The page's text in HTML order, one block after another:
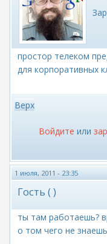
простор телеком
для корпоративных
Верх
Войдите или
1 июля, 2011 - 23:35
Гость ( )
ты там работаешь?
о том чего не знаешь